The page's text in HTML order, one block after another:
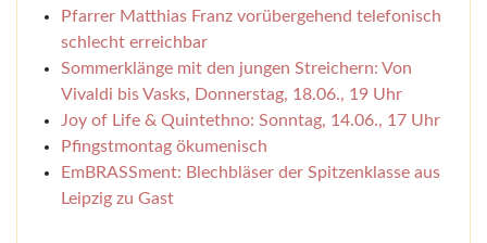
Pfarrer Matthias Franz vorübergehend telefonisch
schlecht erreichbar
Sommerklänge mit den jungen Streichern: Von
Vivaldi bis Vasks, Donnerstag, 18.06., 19 Uhr
Joy of Life & Quintethno: Sonntag, 14.06., 17 Uhr
Pfingstmontag ökumenisch
EmBRASSment: Blechbläser der Spitzenklasse aus
Leipzig zu Gast